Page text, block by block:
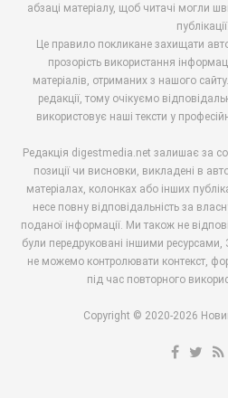
абзаці матеріалу, щоб читачі могли
публікації.
Це правило покликане захищати
прозорість використання
матеріалів, отриманих з нашого
редакції, тому очікуємо
використовує наші тексти у
Редакція digestmedia.net залишає за
позиції чи висновки, викладені в
матеріалах, колонках або інших
несе повну відповідальність за
поданої інформації. Ми також не
були передруковані іншими
не можемо контролювати контекст,
під час повторного
Copyright © 2020-2026